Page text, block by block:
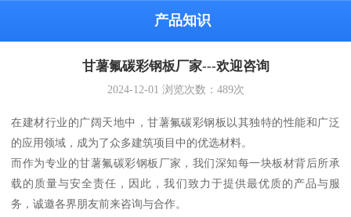
产品知识
甘薯氟碳彩钢板厂家---欢迎咨询
2024-12-01 浏览次数： 489次
在建材行业的广阔天地中，甘薯氟碳彩钢板以其独特的性能和广泛
的应用领域，成为了众多建筑项目中的优选材料。
而作为专业的甘薯氟碳彩钢板厂家，我们深知每一块板材背后所承
载的质量与安全责任，因此，我们致力于提供最优质的产品与服
务，诚邀各界朋友前来咨询与合作。